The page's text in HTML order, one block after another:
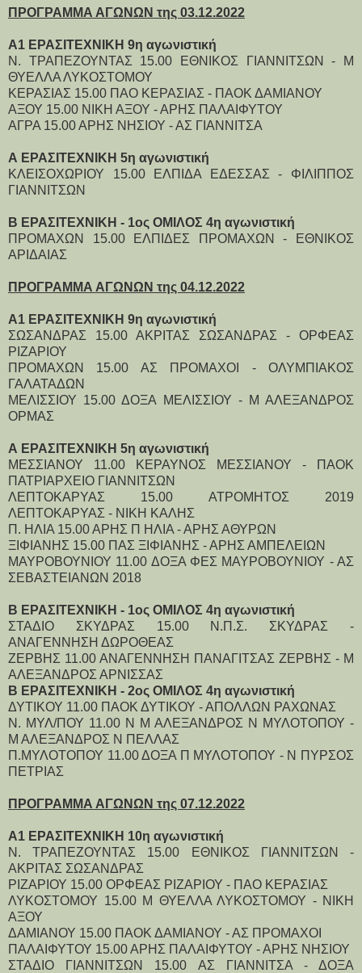
ΠΡΟΓΡΑΜΜΑ ΑΓΩΝΩΝ της 03.12.2022
Α1 ΕΡΑΣΙΤΕΧΝΙΚΗ 9η αγωνιστική
Ν. ΤΡΑΠΕΖΟΥΝΤΑΣ 15.00 ΕΘΝΙΚΟΣ ΓΙΑΝΝΙΤΣΩΝ - Μ
ΘΥΕΛΛΑ ΛΥΚΟΣΤΟΜΟΥ
ΚΕΡΑΣΙΑΣ 15.00 ΠΑΟ ΚΕΡΑΣΙΑΣ - ΠΑΟΚ ΔΑΜΙΑΝΟΥ
ΑΞΟΥ 15.00 ΝΙΚΗ ΑΞΟΥ - ΑΡΗΣ ΠΑΛΑΙΦΥΤΟΥ
ΑΓΡΑ 15.00 ΑΡΗΣ ΝΗΣΙΟΥ - ΑΣ ΓΙΑΝΝΙΤΣΑ
Α ΕΡΑΣΙΤΕΧΝΙΚΗ 5η αγωνιστική
ΚΛΕΙΣΟΧΩΡΙΟΥ 15.00 ΕΛΠΙΔΑ ΕΔΕΣΣΑΣ - ΦΙΛΙΠΠΟΣ
ΓΙΑΝΝΙΤΣΩΝ
Β ΕΡΑΣΙΤΕΧΝΙΚΗ - 1ος ΟΜΙΛΟΣ 4η αγωνιστική
ΠΡΟΜΑΧΩΝ 15.00 ΕΛΠΙΔΕΣ ΠΡΟΜΑΧΩΝ - ΕΘΝΙΚΟΣ
ΑΡΙΔΑΙΑΣ
ΠΡΟΓΡΑΜΜΑ ΑΓΩΝΩΝ της 04.12.2022
Α1 ΕΡΑΣΙΤΕΧΝΙΚΗ 9η αγωνιστική
ΣΩΣΑΝΔΡΑΣ 15.00 ΑΚΡΙΤΑΣ ΣΩΣΑΝΔΡΑΣ - ΟΡΦΕΑΣ
ΡΙΖΑΡΙΟΥ
ΠΡΟΜΑΧΩΝ 15.00 ΑΣ ΠΡΟΜΑΧΟΙ - ΟΛΥΜΠΙΑΚΟΣ
ΓΑΛΑΤΑΔΩΝ
ΜΕΛΙΣΣΙΟΥ 15.00 ΔΟΞΑ ΜΕΛΙΣΣΙΟΥ - Μ ΑΛΕΞΑΝΔΡΟΣ
ΟΡΜΑΣ
Α ΕΡΑΣΙΤΕΧΝΙΚΗ 5η αγωνιστική
ΜΕΣΣΙΑΝΟΥ 11.00 ΚΕΡΑΥΝΟΣ ΜΕΣΣΙΑΝΟΥ - ΠΑΟΚ
ΠΑΤΡΙΑΡΧΕΙΟ ΓΙΑΝΝΙΤΣΩΝ
ΛΕΠΤΟΚΑΡΥΑΣ 15.00 ΑΤΡΟΜΗΤΟΣ 2019
ΛΕΠΤΟΚΑΡΥΑΣ - ΝΙΚΗ ΚΑΛΗΣ
Π. ΗΛΙΑ 15.00 ΑΡΗΣ Π ΗΛΙΑ - ΑΡΗΣ ΑΘΥΡΩΝ
ΞΙΦΙΑΝΗΣ 15.00 ΠΑΣ ΞΙΦΙΑΝΗΣ - ΑΡΗΣ ΑΜΠΕΛΕΙΩΝ
ΜΑΥΡΟΒΟΥΝΙΟΥ 11.00 ΔΟΞΑ ΦΕΣ ΜΑΥΡΟΒΟΥΝΙΟΥ - ΑΣ
ΣΕΒΑΣΤΕΙΑΝΩΝ 2018
Β ΕΡΑΣΙΤΕΧΝΙΚΗ - 1ος ΟΜΙΛΟΣ 4η αγωνιστική
ΣΤΑΔΙΟ ΣΚΥΔΡΑΣ 15.00 Ν.Π.Σ. ΣΚΥΔΡΑΣ -
ΑΝΑΓΕΝΝΗΣΗ ΔΩΡΟΘΕΑΣ
ΖΕΡΒΗΣ 11.00 ΑΝΑΓΕΝΝΗΣΗ ΠΑΝΑΓΙΤΣΑΣ ΖΕΡΒΗΣ - Μ
ΑΛΕΞΑΝΔΡΟΣ ΑΡΝΙΣΣΑΣ
Β ΕΡΑΣΙΤΕΧΝΙΚΗ - 2ος ΟΜΙΛΟΣ 4η αγωνιστική
ΔΥΤΙΚΟΥ 11.00 ΠΑΟΚ ΔΥΤΙΚΟΥ - ΑΠΟΛΛΩΝ ΡΑΧΩΝΑΣ
Ν. ΜΥΛ/ΠΟΥ 11.00 Ν Μ ΑΛΕΞΑΝΔΡΟΣ Ν ΜΥΛΟΤΟΠΟΥ -
Μ ΑΛΕΞΑΝΔΡΟΣ Ν ΠΕΛΛΑΣ
Π.ΜΥΛΟΤΟΠΟΥ 11.00 ΔΟΞΑ Π ΜΥΛΟΤΟΠΟΥ - Ν ΠΥΡΣΟΣ
ΠΕΤΡΙΑΣ
ΠΡΟΓΡΑΜΜΑ ΑΓΩΝΩΝ της 07.12.2022
Α1 ΕΡΑΣΙΤΕΧΝΙΚΗ 10η αγωνιστική
Ν. ΤΡΑΠΕΖΟΥΝΤΑΣ 15.00 ΕΘΝΙΚΟΣ ΓΙΑΝΝΙΤΣΩΝ -
ΑΚΡΙΤΑΣ ΣΩΣΑΝΔΡΑΣ
ΡΙΖΑΡΙΟΥ 15.00 ΟΡΦΕΑΣ ΡΙΖΑΡΙΟΥ - ΠΑΟ ΚΕΡΑΣΙΑΣ
ΛΥΚΟΣΤΟΜΟΥ 15.00 Μ ΘΥΕΛΛΑ ΛΥΚΟΣΤΟΜΟΥ - ΝΙΚΗ
ΑΞΟΥ
ΔΑΜΙΑΝΟΥ 15.00 ΠΑΟΚ ΔΑΜΙΑΝΟΥ - ΑΣ ΠΡΟΜΑΧΟΙ
ΠΑΛΑΙΦΥΤΟΥ 15.00 ΑΡΗΣ ΠΑΛΑΙΦΥΤΟΥ - ΑΡΗΣ ΝΗΣΙΟΥ
ΣΤΑΔΙΟ ΓΙΑΝΝΙΤΣΩΝ 15.00 ΑΣ ΓΙΑΝΝΙΤΣΑ - ΔΟΞΑ